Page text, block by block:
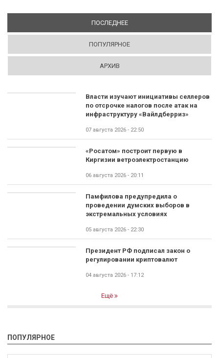
ПОСЛЕДНЕЕ(АКТИВНАЯ ВКЛАДКА)
ПОПУЛЯРНОЕ
АРХИВ
Власти изучают инициативы селлеров
по отсрочке налогов после атак на
инфраструктуру «Вайлдберриз»
07 августа 2026 - 22:50
«Росатом» построит первую в
Киргизии ветроэлектростанцию
06 августа 2026 - 20:11
Памфилова предупредила о
проведении думских выборов в
экстремальных условиях
05 августа 2026 - 22:30
Президент РФ подписал закон о
регулировании криптовалют
04 августа 2026 - 17:12
Ещё
ПОПУЛЯРНОЕ